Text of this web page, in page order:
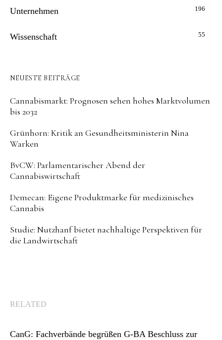
Unternehmen 196
Wissenschaft 55
NEUESTE BEITRÄGE
Cannabismarkt: Prognosen sehen hohes Marktvolumen
bis 2032
Grünhorn: Kritik an Gesundheitsministerin Nina
Warken
BvCW: Parlamentarischer Abend der
Cannabiswirtschaft
Demecan: Eigene Produktmarke für medizinisches
Cannabis
Studie: Nutzhanf bietet nachhaltige Perspektiven für
die Landwirtschaft
RELATED
CanG: Fachverbände begrüßen G-BA Beschluss zur